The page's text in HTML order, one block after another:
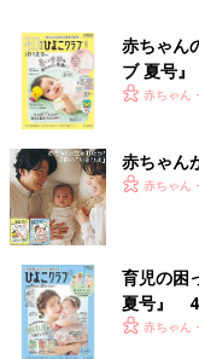
赤ちゃん
ブ 夏号
く！ おっ
赤ちゃん
赤ちゃん
赤ちゃん
育児の困
夏号』 4
いっぱい
赤ちゃん